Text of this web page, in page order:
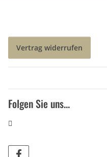
Vertrag widerrufen
Folgen Sie uns...